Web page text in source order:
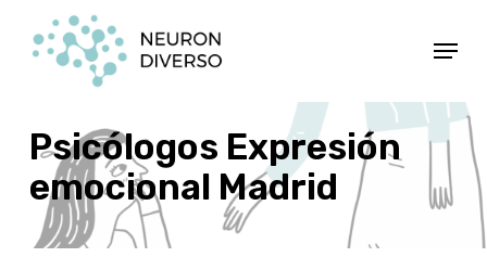
Menú
Psicólogos Expresión
emocional Madrid